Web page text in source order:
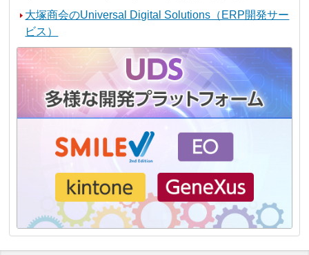
大塚商会のUniversal Digital Solutions（ERP開発サー
ビス）